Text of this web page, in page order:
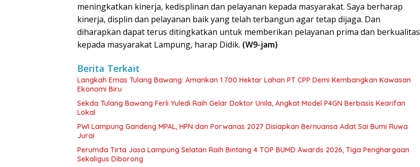
meningkatkan kinerja, kedisplinan dan pelayanan kepada masyarakat. Saya berharap
kinerja, displin dan pelayanan baik yang telah terbangun agar tetap dijaga. Dan
diharapkan dapat terus ditingkatkan untuk memberikan pelayanan prima dan berkualitas
kepada masyarakat Lampung, harap Didik. (W9-jam)
Berita Terkait
Langkah Emas Tulang Bawang: Amankan 1.700 Hektar Lahan PT CPP Demi Kembangkan Kawasan
Ekonomi Biru
Sekda Tulang Bawang Ferli Yuledi Raih Gelar Doktor Unila, Angkat Model P4GN Berbasis Kearifan
Lokal
PWI Lampung Gandeng MPAL, HPN dan Porwanas 2027 Disiapkan Bernuansa Adat Sai Bumi Ruwa
Jurai
Perumda Tirta Jasa Lampung Selatan Raih Bintang 4 TOP BUMD Awards 2026, Tiga Penghargaan
Sekaligus Diborong